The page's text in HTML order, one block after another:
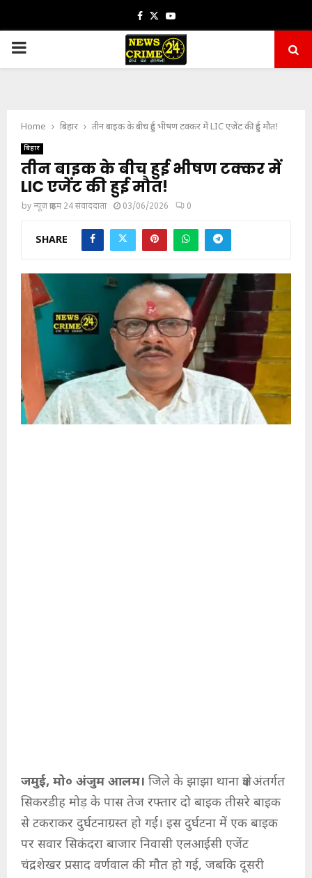
Facebook
TwitterYoutube
PRIMARY
Home बिहार तीन बाइक के बीच हुई भीषण टक्कर में LIC एजेंट की हुई मौत!
बिहार
तीन बाइक के बीच हुई भीषण टक्कर में
LIC एजेंट की हुई मौत!
byन्यूज़ क्राइम 24 संवाददाता 03/06/2026 0
SHARE
जमुई, मो० अंजुम आलम। जिले के झाझा थाना क्षेत्र अंतर्गत
सिकरडीह मोड़ के पास तेज रफ्तार दो बाइक तीसरे बाइक
से टकराकर दुर्घटनाग्रस्त हो गई। इस दुर्घटना में एक बाइक
पर सवार सिकंदरा बाजार निवासी एलआईसी एजेंट
चंद्रशेखर प्रसाद वर्णवाल की मौत हो गई, जबकि दूसरी